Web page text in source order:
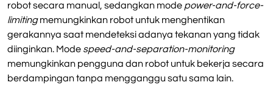
robot secara manual, sedangkan mode power-and-force-
limitingmemungkinkan robot untuk menghentikan
gerakannya saat mendeteksi adanya tekanan yang tidak
diinginkan. Mode speed-and-separation-monitoring
memungkinkan pengguna dan robot untuk bekerja secara
berdampingan tanpa mengganggu satu sama lain.